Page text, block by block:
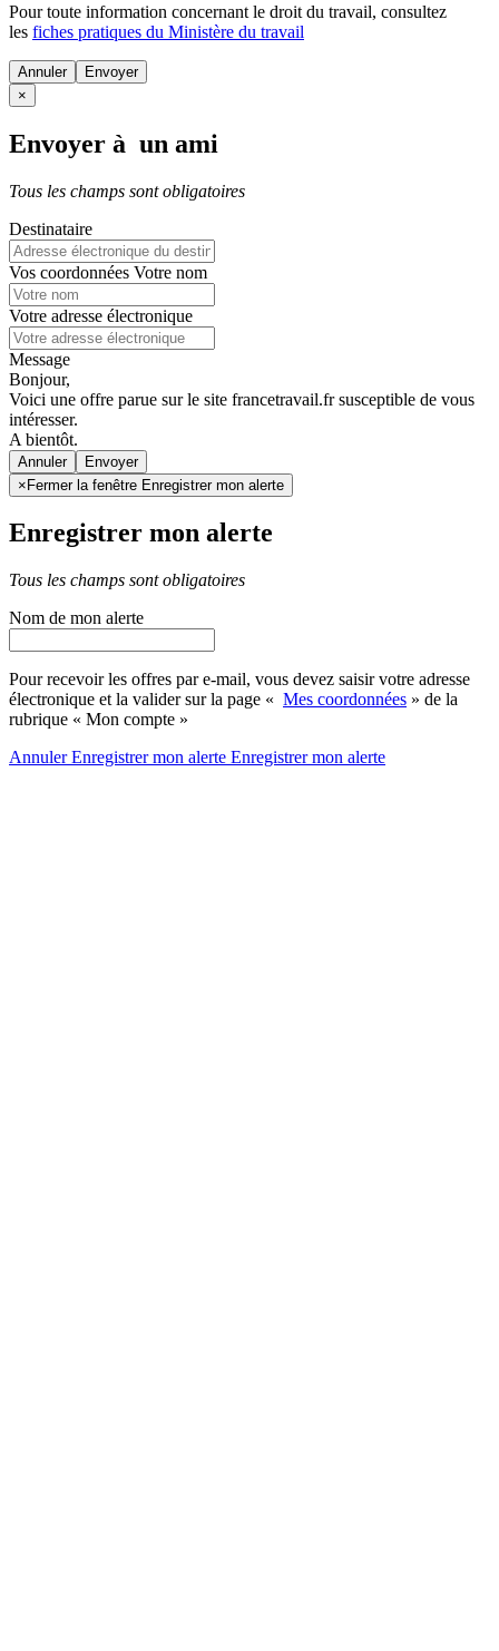
Pour toute information concernant le droit du travail, consultez
les fiches pratiques du Ministère du travail
Annuler
×
Envoyer à un ami
Tous les champs sont obligatoires
Destinataire
Vos coordonnées Votre nom
Votre adresse électronique
Message
Bonjour,
Voici une offre parue sur le site francetravail.fr susceptible de vous
intéresser.
A bientôt.
Annuler
×Fermer la fenêtre Enregistrer mon alerte
Enregistrer mon alerte
Tous les champs sont obligatoires
Nom de mon alerte
Pour recevoir les offres par e-mail, vous devez saisir votre adresse
électronique et la valider sur la page « Mes coordonnées » de la
rubrique « Mon compte »
AnnulerEnregistrer mon alerte Enregistrermon alerte